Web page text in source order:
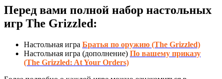
Перед вами полной набор настольных
игр The Grizzled:
Настольная игра Братья по оружию (The Grizzled)
Настольная игра (дополнение) По вашему приказу
(The Grizzled: At Your Orders)